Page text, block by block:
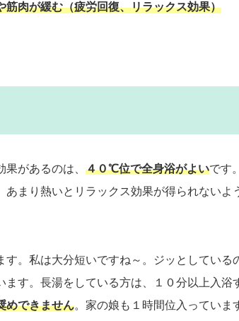
肉が緩む（疲労回復、リラックス効果）
があるのは、 ４０℃位で全身浴がよいです
まり熱いとリラックス効果が得られないよ
す。私は大分短いですね～。ジッとしている
す。長湯をしている方は、１０分以上入浴
めできません。家の娘も１時間位入っていま